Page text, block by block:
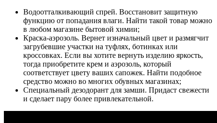
Водоотталкивающий спрей. Восстановит защитную
функцию от попадания влаги. Найти такой товар можно
в любом магазине бытовой химии;
Краска-аэрозоль. Вернет изначальный цвет и размягчит
загрубевшие участки на туфлях, ботинках или
кроссовках. Если вы хотите вернуть изделию яркость,
тогда приобретите крем и аэрозоль, который
соответствует цвету ваших сапожек. Найти подобное
средство можно во многих обувных магазинах;
Специальный дезодорант для замши. Придаст свежести
и сделает пару более привлекательной.